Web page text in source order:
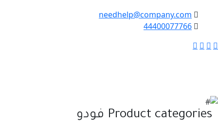
needhelp@company.com
44400077766
Product categories فودو